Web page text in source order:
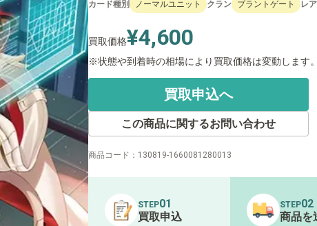
カード種別 ノーマルユニット クラン ブラントゲート レ
買取価格¥4,600
状態や到着時の相場により買取価格は変動します。
買取申込へ
この商品に関するお問い合わせ
商品コード： 130819-1660081280013
STEP01
買取申込
STEP02
商品を